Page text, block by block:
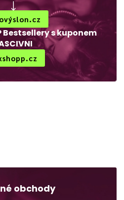
Bestsellery s kuponem
obchody